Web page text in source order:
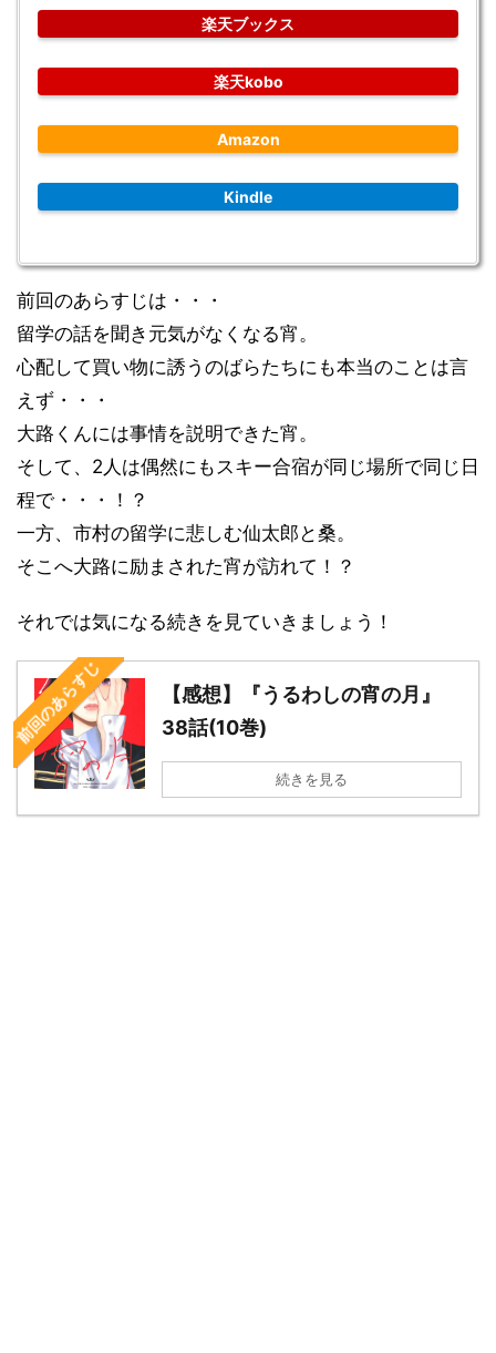
楽天ブックス
楽天kobo
Amazon
Kindle
前回のあらすじは・・・
留学の話を聞き元気がなくなる宵。
心配して買い物に誘うのばらたちにも本当のことは言
えず・・・
大路くんには事情を説明できた宵。
そして、2人は偶然にもスキー合宿が同じ場所で同じ日
程で・・・！？
一方、市村の留学に悲しむ仙太郎と桑。
そこへ大路に励まされた宵が訪れて！？
それでは気になる続きを見ていきましょう！
前回のあらすじ
【感想】『うるわしの宵の月』
38話(10巻)
続きを見る